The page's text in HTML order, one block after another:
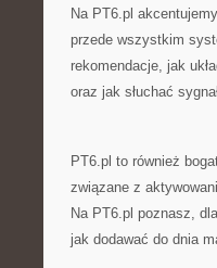
Na PT6.pl
przede wszystkim
rekomendacje, jak
oraz jak słuchać
PT6.pl to również
związane z
Na PT6.pl poznasz,
jak dodawać do dnia